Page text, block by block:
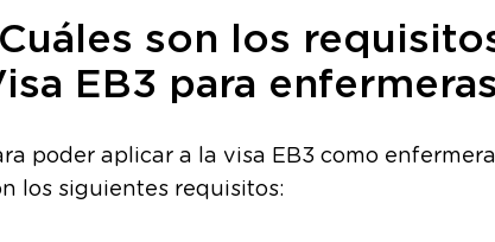
son los
EB3 para
poder aplicar a la visa EB3 como
los siguientes requisitos: